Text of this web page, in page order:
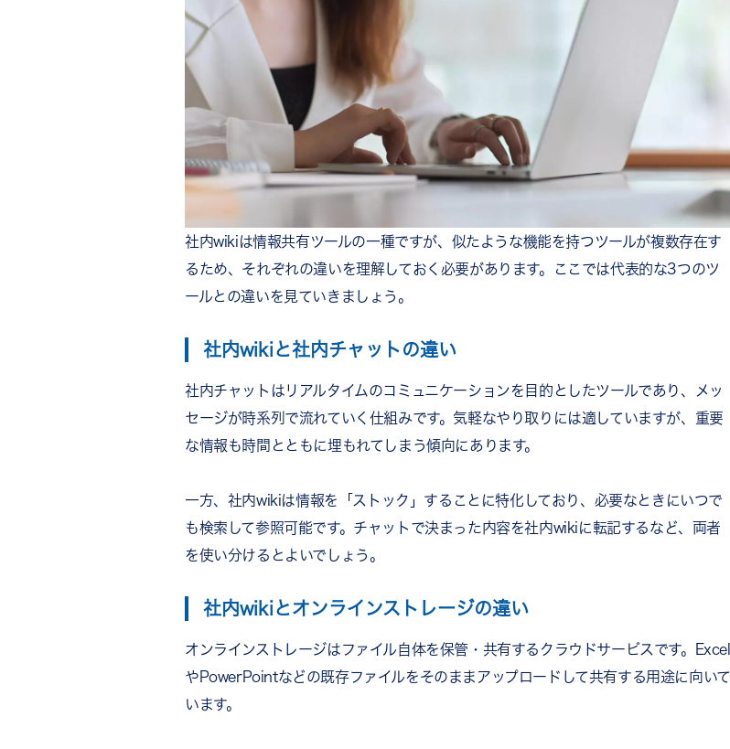
社内wikiは情報共有ツールの一種ですが、似たような機能を持つツールが複数存在す
るため、それぞれの違いを理解しておく必要があります。ここでは代表的な3つのツ
ールとの違いを見ていきましょう。
社内wikiと社内チャットの違い
社内チャットはリアルタイムのコミュニケーションを目的としたツールであり、メッ
セージが時系列で流れていく仕組みです。気軽なやり取りには適していますが、重要
な情報も時間とともに埋もれてしまう傾向にあります。
一方、社内wikiは情報を「ストック」することに特化しており、必要なときにいつで
も検索して参照可能です。チャットで決まった内容を社内wikiに転記するなど、両者
を使い分けるとよいでしょう。
社内wikiとオンラインストレージの違い
オンラインストレージはファイル自体を保管・共有するクラウドサービスです。Excel
やPowerPointなどの既存ファイルをそのままアップロードして共有する用途に向いて
います。